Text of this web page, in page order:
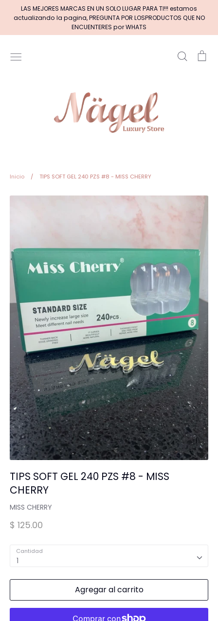
directamente
contenido
LAS MEJORES MARCAS EN UN SOLO LUGAR PARA TI!!! estamos
actualizando la pagina, PREGUNTA POR LOSPRODUCTOS QUE NO
ENCUENTERES por WHATS
Buscar
MARCAS DE ACRILICOS & GEL PINCELES (por tipos)
BASICOS (primer, base, top, resinas)
*****EFECTOS EN GEL**** EFECTOS ESPEJO METALICOS
DECORACIONES (Glitter, Foil, Estoperoles...)
Stickers & Tattoos para uñas
Herramientas
Spa para Manos y Pies
Complementos para Mesa
MARCAS "STAMPING"
Accesorios y estampadores
Inicio / TIPS SOFT GEL 240 PZS #8 - MISS CHERRY
TIPS SOFT GEL 240 PZS #8 - MISS
CHERRY
MISS CHERRY
$ 125.00
Cantidad
1
Agregar al carrito